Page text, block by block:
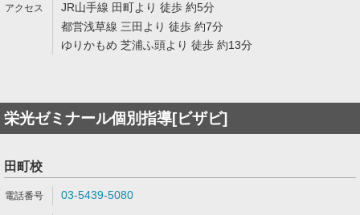
JR山手線 田町より 徒歩 約5分
都営浅草線 三田より 徒歩 約7分
ゆりかもめ 芝浦ふ頭より 徒歩 約13分
栄光ゼミナール個別指導[ビザビ]
田町校
03-5439-5080